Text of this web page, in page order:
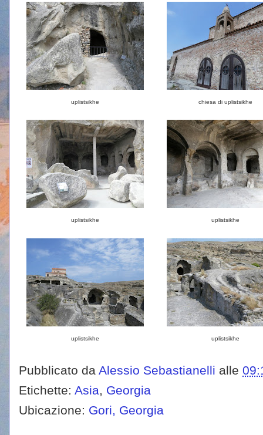
uplistsikhe chiesa di uplistsikhe
uplistsikhe uplistsikhe
uplistsikhe uplistsikhe
Pubblicato da Alessio Sebastianelli alle
Etichette: Asia, Georgia
Ubicazione: Gori, Georgia